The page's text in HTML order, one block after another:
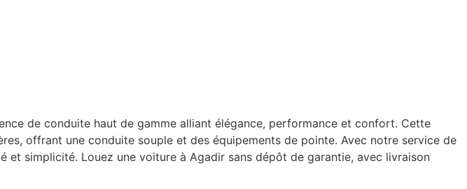
de conduite haut de gamme alliant élégance, performance et confort. Cette
offrant une conduite souple et des équipements de pointe. Avec notre service de
simplicité. Louez une voiture à Agadir sans dépôt de garantie, avec livraison